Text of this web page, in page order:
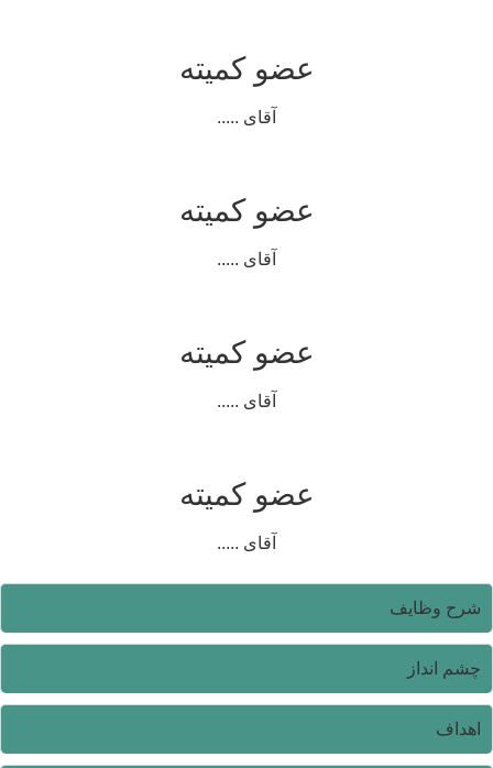
عضو کمیته
آقای .....
عضو کمیته
آقای .....
عضو کمیته
آقای .....
عضو کمیته
آقای .....
شرح وظایف
چشم انداز
اهداف